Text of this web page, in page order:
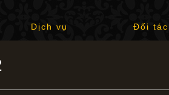
Dịch vụ Đối tác